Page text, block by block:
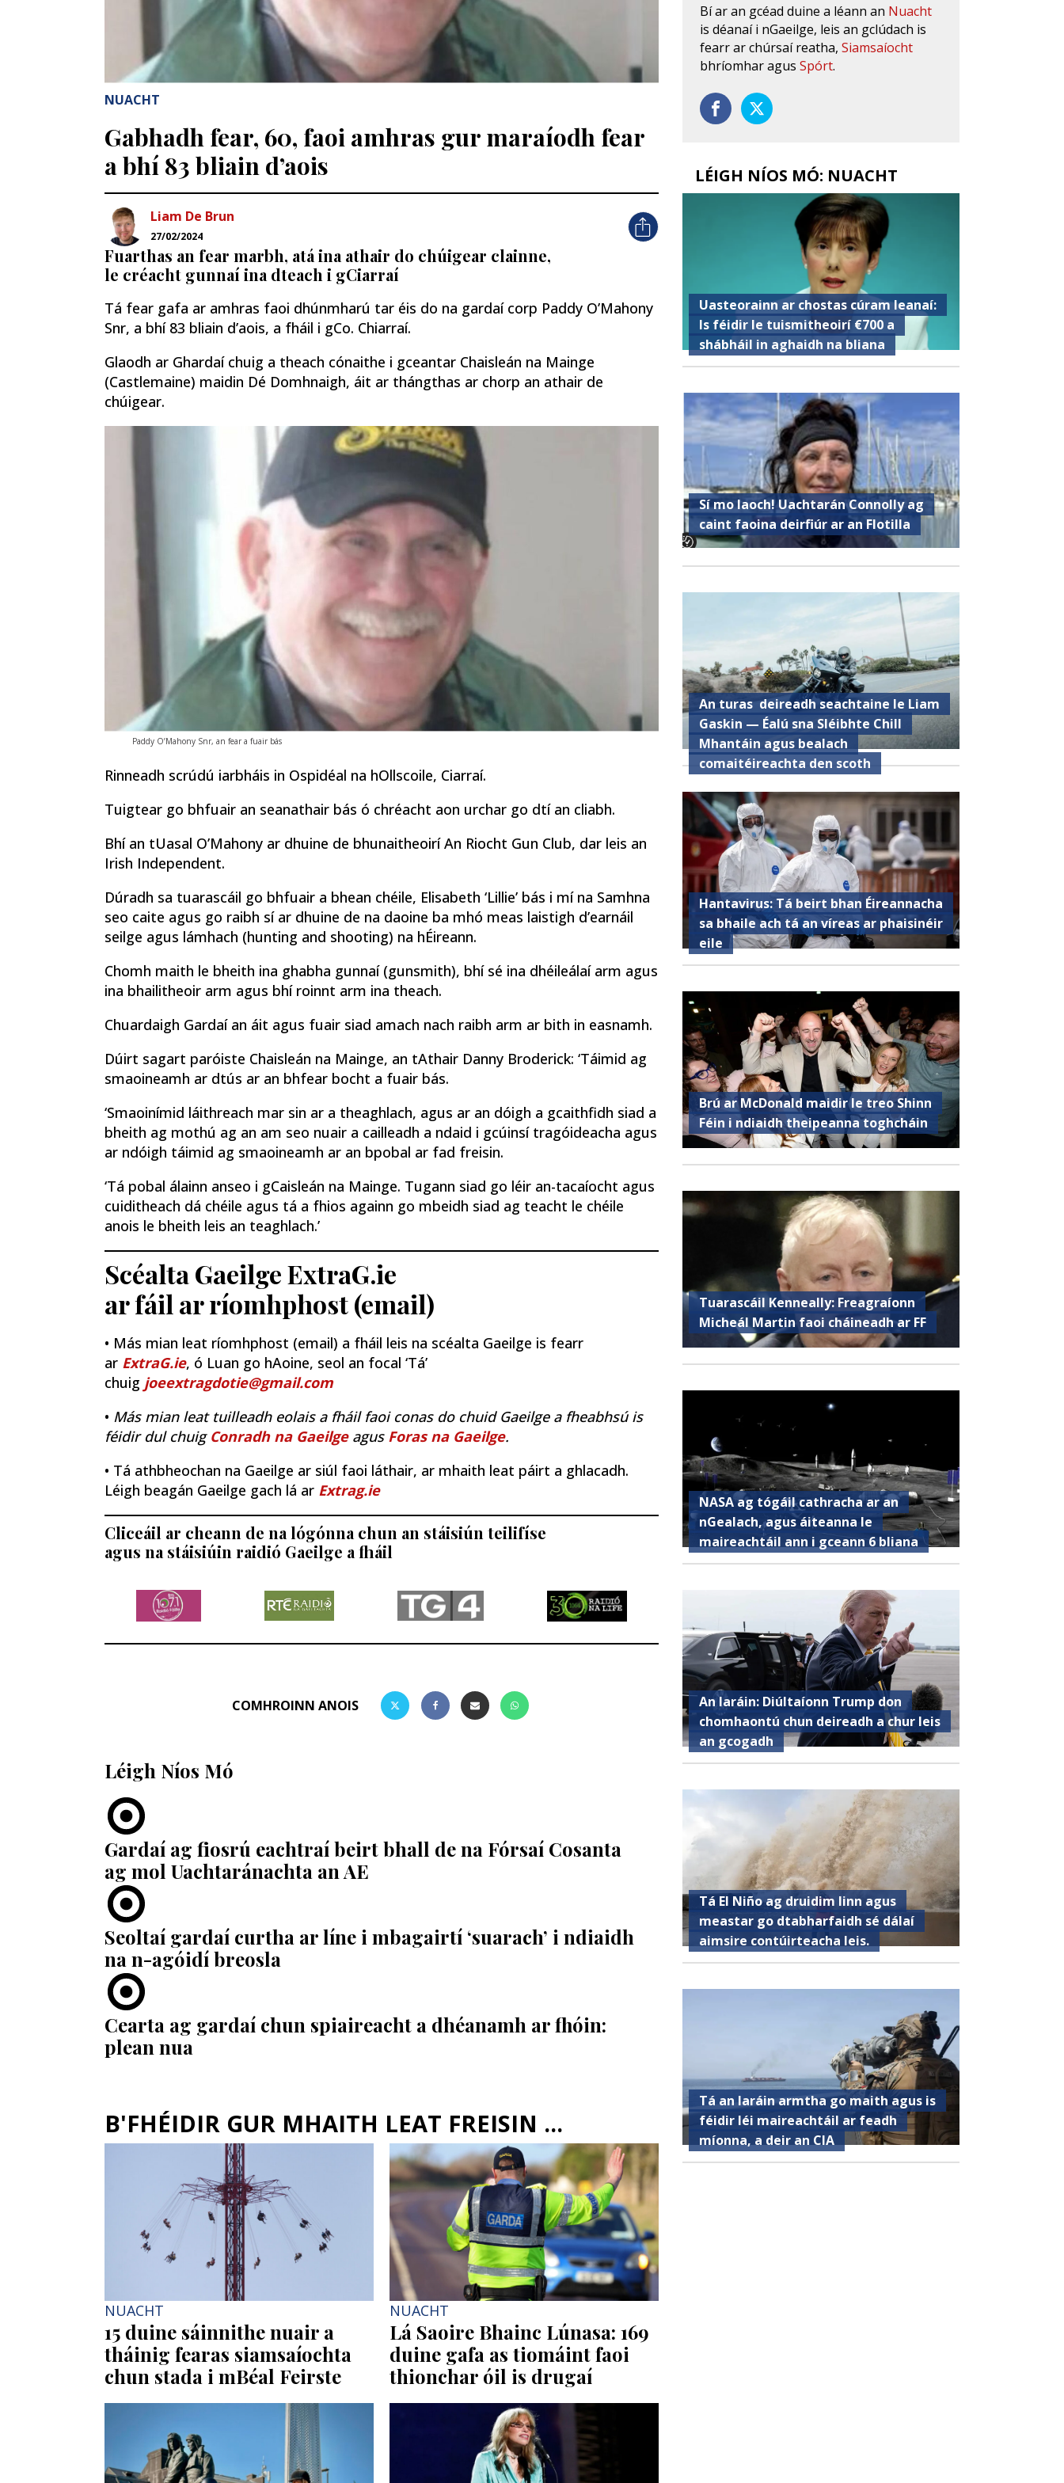
NUACHT
Gabhadh fear, 60, faoi amhras gur maraíodh fear
a bhí 83 bliain d’aois
Liam De Brun
27/02/2024
Fuarthas an fear marbh, atá ina athair do chúigear clainne,
le créacht gunnaí ina dteach i gCiarraí
Tá fear gafa ar amhras faoi dhúnmharú tar éis do na gardaí corp Paddy O’Mahony
Snr, a bhí 83 bliain d’aois, a fháil i gCo. Chiarraí.
Glaodh ar Ghardaí chuig a theach cónaithe i gceantar Chaisleán na Mainge
(Castlemaine) maidin Dé Domhnaigh, áit ar thángthas ar chorp an athair de
chúigear.
Paddy O’Mahony Snr, an fear a fuair bás
Rinneadh scrúdú iarbháis in Ospidéal na hOllscoile, Ciarraí.
Tuigtear go bhfuair an seanathair bás ó chréacht aon urchar go dtí an cliabh.
Bhí an tUasal O’Mahony ar dhuine de bhunaitheoirí An Riocht Gun Club, dar leis an
Irish Independent.
Dúradh sa tuarascáil go bhfuair a bhean chéile, Elisabeth ‘Lillie’ bás i mí na Samhna
seo caite agus go raibh sí ar dhuine de na daoine ba mhó meas laistigh d’earnáil
seilge agus lámhach (hunting and shooting) na hÉireann.
Chomh maith le bheith ina ghabha gunnaí (gunsmith), bhí sé ina dhéileálaí arm agus
ina bhailitheoir arm agus bhí roinnt arm ina theach.
Chuardaigh Gardaí an áit agus fuair siad amach nach raibh arm ar bith in easnamh.
Dúirt sagart paróiste Chaisleán na Mainge, an tAthair Danny Broderick: ‘Táimid ag
smaoineamh ar dtús ar an bhfear bocht a fuair bás.
‘Smaoinímid láithreach mar sin ar a theaghlach, agus ar an dóigh a gcaithfidh siad a
bheith ag mothú ag an am seo nuair a cailleadh a ndaid i gcúinsí tragóideacha agus
ar ndóigh táimid ag smaoineamh ar an bpobal ar fad freisin.
‘Tá pobal álainn anseo i gCaisleán na Mainge. Tugann siad go léir an-tacaíocht agus
cuiditheach dá chéile agus tá a fhios againn go mbeidh siad ag teacht le chéile
anois le bheith leis an teaghlach.’
Scéalta Gaeilge ExtraG.ie
ar fáil ar ríomhphost (email)
• Más mian leat ríomhphost (email) a fháil leis na scéalta Gaeilge is fearr
ar ExtraG.ie, ó Luan go hAoine, seol an focal ‘Tá’
chuig joeextragdotie@gmail.com
• Más mian leat tuilleadh eolais a fháil faoi conas do chuid Gaeilge a fheabhsú is
féidir dul chuig Conradh na Gaeilge agus Foras na Gaeilge.
• Tá athbheochan na Gaeilge ar siúl faoi láthair, ar mhaith leat páirt a ghlacadh.
Léigh beagán Gaeilge gach lá ar Extrag.ie
Cliceáil ar cheann de na lógónna chun an stáisiún teilifíse
agus na stáisiúin raidió Gaeilge a fháil
COMHROINN ANOIS
Léigh Níos Mó
Gardaí ag fiosrú eachtraí beirt bhall de na Fórsaí Cosanta
ag mol Uachtaránachta an AE
Seoltaí gardaí curtha ar líne i mbagairtí ‘suarach’ i ndiaidh
na n-agóidí breosla
Cearta ag gardaí chun spiaireacht a dhéanamh ar fhóin:
plean nua
B'FHÉIDIR GUR MHAITH LEAT FREISIN ...
NUACHT
15 duine sáinnithe nuair a
tháinig fearas siamsaíochta
chun stada i mBéal Feirste
NUACHT
Lá Saoire Bhainc Lúnasa: 169
duine gafa as tiomáint faoi
thionchar óil is drugaí
Bí ar an gcéad duine a léann an Nuacht
is déanaí i nGaeilge, leis an gclúdach is
fearr ar chúrsaí reatha,Siamsaíocht
bhríomhar agusSpórt.
LÉIGH NÍOS MÓ: NUACHT
Uasteorainn ar chostas cúram leanaí:
Is féidir le tuismitheoirí €700 a
shábháil in aghaidh na bliana
Sí mo laoch! Uachtarán Connolly ag
caint faoina deirfiúr ar an Flotilla
An turas deireadh seachtaine le Liam
Gaskin — Éalú sna Sléibhte Chill
Mhantáin agus bealach
comaitéireachta den scoth
Hantavirus: Tá beirt bhan Éireannacha
sa bhaile ach tá an víreas ar phaisinéir
eile
Brú ar McDonald maidir le treo Shinn
Féin i ndiaidh theipeanna toghcháin
Tuarascáil Kenneally: Freagraíonn
Micheál Martin faoi cháineadh ar FF
NASA ag tógáil cathracha ar an
nGealach, agus áiteanna le
maireachtáil ann i gceann 6 bliana
An Iaráin: Diúltaíonn Trump don
chomhaontú chun deireadh a chur leis
an gcogadh
Tá El Niño ag druidim linn agus
meastar go dtabharfaidh sé dálaí
aimsire contúirteacha leis.
Tá an Iaráin armtha go maith agus is
féidir léi maireachtáil ar feadh
míonna, a deir an CIA